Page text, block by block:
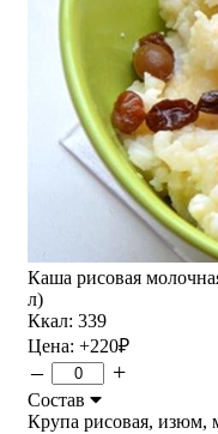
Каша рисовая
л)
Ккал: 339
Цена: +220₽
– +
Состав
Крупа рисовая, изюм,